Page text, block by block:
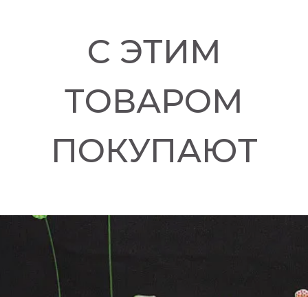
С ЭТИМ
ТОВАРОМ
ПОКУПАЮТ